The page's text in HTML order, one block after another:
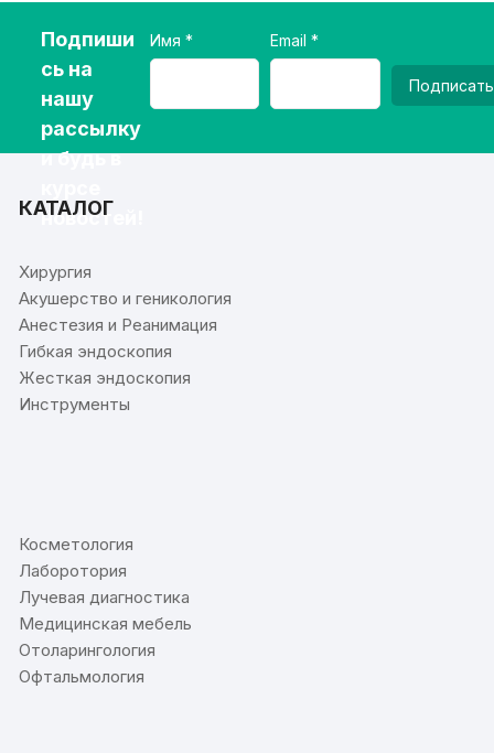
Подпиши
сь на
нашу
рассылку
и будь в
новостей!
Имя Email
КАТАЛОГ
Хирургия
Акушерство и геникология
Анестезия и Реанимация
Гибкая эндоскопия
Жесткая эндоскопия
Инструменты
Косметология
Лаборотория
Лучевая диагностика
Медицинская мебель
Отоларингология
Офтальмология